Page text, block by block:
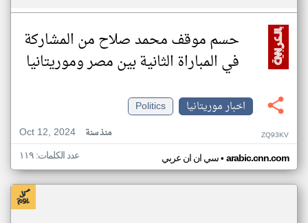
حسم موقف محمد صلاح من المشاركة
في المباراة الثانية بين مصر وموريتانيا
اخبار موريتانيا
Politics
Oct 12, 2024
منذ سنة ZQ93KV
سي ان ان عربي• arabic.cnn.com عدد الكلمات: ١١٩